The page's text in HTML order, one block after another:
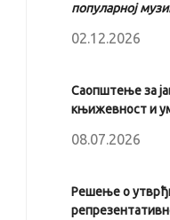
популарној
02.12.2026
Саопштење за
књижевност и
08.07.2026
Решење о